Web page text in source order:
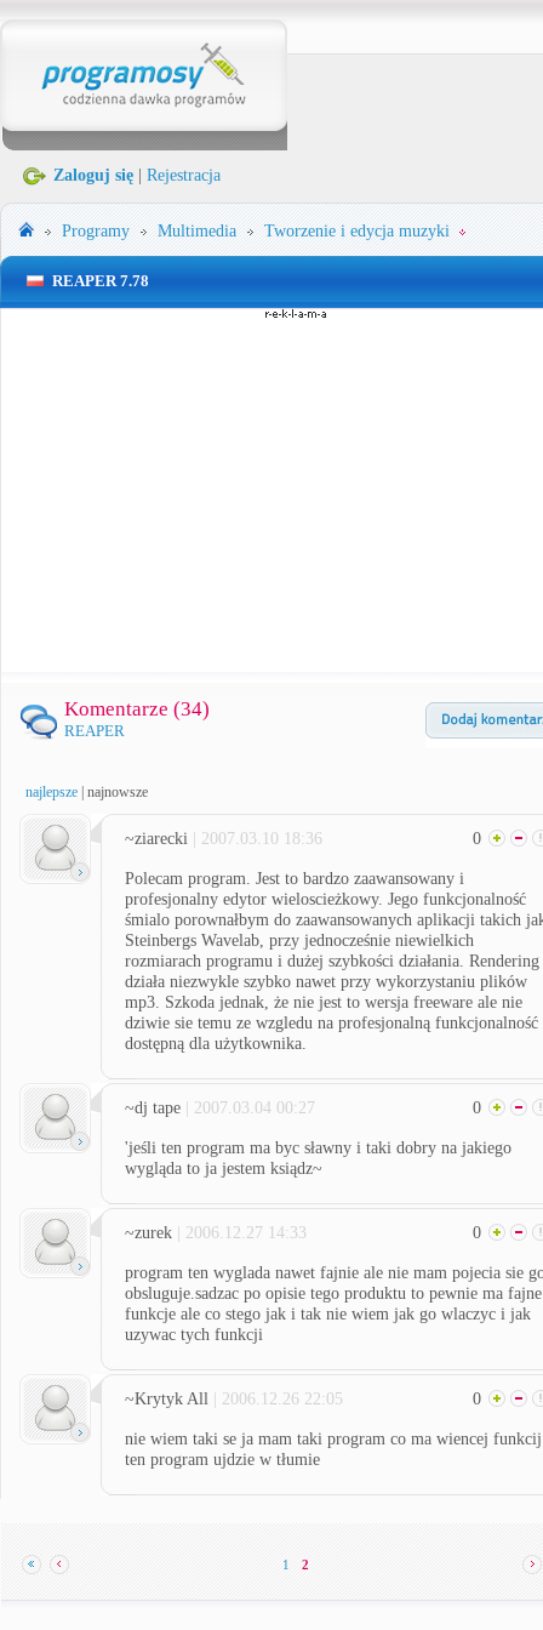
Zaloguj się Rejestracja
Programy Multimedia Tworzenie i edycja muzyki
REAPER 7.78
Komentarze (34)
REAPER
najlepsze najnowsze
~ziarecki | 2007.03.10 18:36 0
Polecam program. Jest to bardzo zaawansowany i
profesjonalny edytor wieloscieżkowy. Jego funkcjonalność
śmialo porownałbym do zaawansowanych aplikacji takich
Steinbergs Wavelab, przy jednocześnie niewielkich
rozmiarach programu i dużej szybkości działania. Rendering
działa niezwykle szybko nawet przy wykorzystaniu plików
mp3. Szkoda jednak, że nie jest to wersja freeware ale nie
dziwie sie temu ze wzgledu na profesjonalną funkcjonalność
dostępną dla użytkownika.
~dj tape | 2007.03.04 00:27 0
'jeśli ten program ma byc sławny i taki dobry na jakiego
wygląda to ja jestem ksiądz~
~zurek | 2006.12.27 14:33 0
program ten wyglada nawet fajnie ale nie mam pojecia sie
obsluguje.sadzac po opisie tego produktu to pewnie ma fajne
funkcje ale co stego jak i tak nie wiem jak go wlaczyc i jak
uzywac tych funkcji
~Krytyk All | 2006.12.26 22:05 0
nie wiem taki se ja mam taki program co ma wiencej funkcij
ten program ujdzie w tłumie
1 2